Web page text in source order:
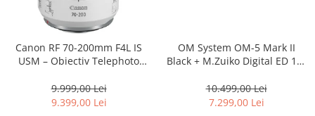
Huse de ploaie
Microfoane / Reportofoane
Nivela patina
Transmitator de fisiere fara fir
Canon RF 70-200mm F4L IS
USM – Obiectiv Telephoto
9.999,00 Lei
9.399,00 Lei
OM System OM-5 Mark II
Black + M.Zuiko Digital ED 12-
camera mirrorless Micro Four
Thirds 20.4MP
10.499,00 Lei
7.299,00 Lei